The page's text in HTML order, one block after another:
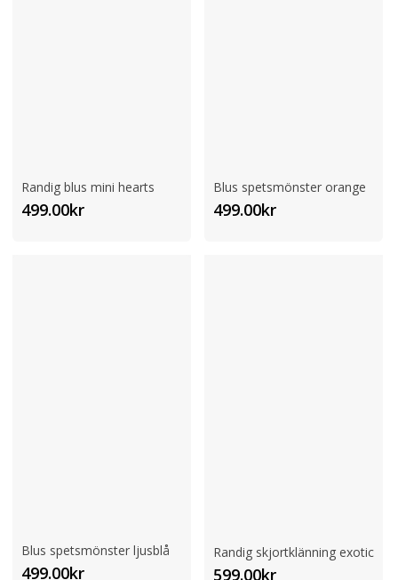
Randig blus mini hearts
499.00kr
Blus spetsmönster orange
499.00kr
Blus spetsmönster ljusblå
499.00kr
Randig skjortklänning exotic
599.00kr